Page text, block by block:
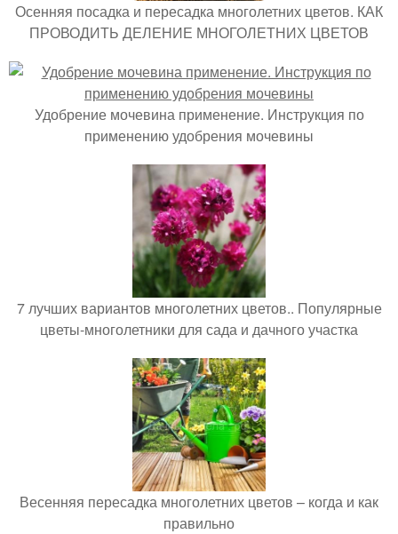
Осенняя посадка и пересадка многолетних цветов. КАК
ПРОВОДИТЬ ДЕЛЕНИЕ МНОГОЛЕТНИХ ЦВЕТОВ
Удобрение мочевина применение. Инструкция по
применению удобрения мочевины
7 лучших вариантов многолетних цветов.. Популярные
цветы-многолетники для сада и дачного участка
Весенняя пересадка многолетних цветов – когда и как
правильно